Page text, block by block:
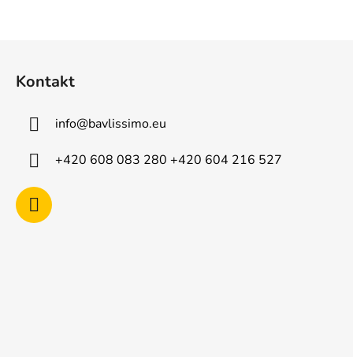
Kontakt
info@bavlissimo.eu
+420 608 083 280 +420 604 216 527